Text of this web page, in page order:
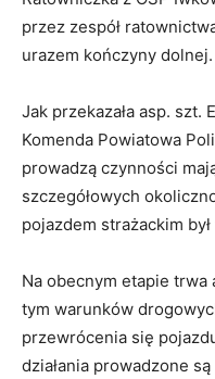
przez zespół
urazem kończyny dolnej.
Jak przekazała asp. szt.
Komenda Powiatowa
prowadzą czynności
szczegółowych
pojazdem strażackim
Na obecnym etapie
tym warunków
przewrócenia się
działania prowadzone